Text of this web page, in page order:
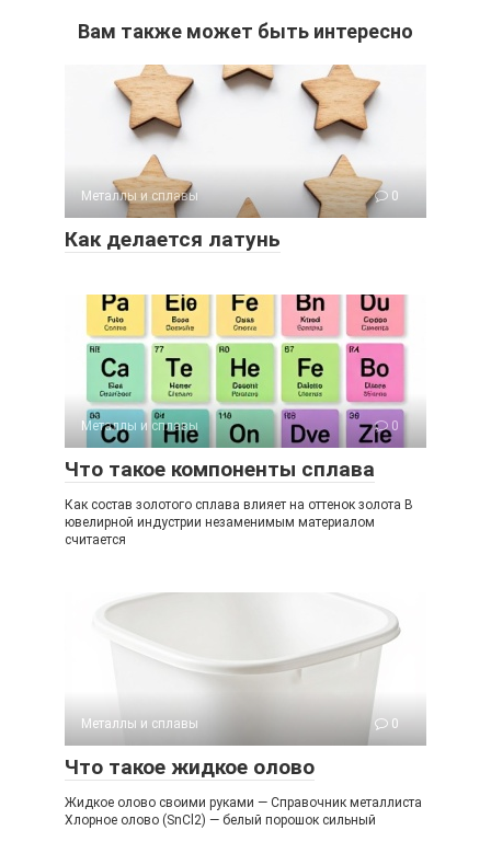
Вам также может быть интересно
Металлы и сплавы 0
Как делается латунь
Металлы и сплавы 0
Что такое компоненты сплава
Как состав золотого сплава влияет на оттенок золота В
ювелирной индустрии незаменимым материалом
считается
Металлы и сплавы 0
Что такое жидкое олово
Жидкое олово своими руками — Справочник металлиста
Хлорное олово (SnCl2) — белый порошок сильный